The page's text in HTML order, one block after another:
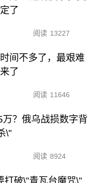
了
阅读 13227
间不多了，最艰难
了
阅读 11646
？俄乌战损数字背
\"
阅读 8924
打破\"青瓦台魔咒\"